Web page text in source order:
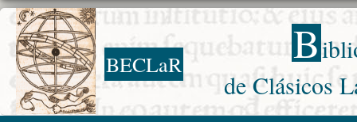
BECLaR B
de Clásicos